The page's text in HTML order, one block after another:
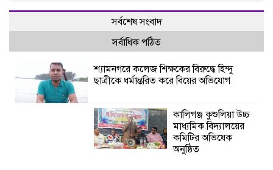
সর্বশেষ সংবাদ
সর্বাধিক পঠিত
শ্যামনগরে কলেজ শিক্ষকের বিরুদ্ধে হিন্দু
ছাত্রীকে ধর্মান্তরিত করে বিয়ের অভিযোগ
কালিগঞ্জ কুশুলিয়া উচ্চ
মাধ্যমিক বিদ্যালয়ের
কমিটির অভিষেক
অনুষ্ঠিত